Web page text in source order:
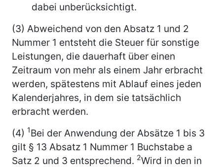
dabei unberücksichtigt.
(3) Abweichend von den Absatz 1 und 2
Nummer 1 entsteht die Steuer für sonstige
Leistungen, die dauerhaft über einen
Zeitraum von mehr als einem Jahr erbracht
werden, spätestens mit Ablauf eines jeden
Kalenderjahres, in dem sie tatsächlich
erbracht werden.
(4) 1Bei der Anwendung der Absätze 1 bis 3
gilt § 13 Absatz 1 Nummer 1 Buchstabe a
Satz 2 und 3 entsprechend. 2Wird in den in